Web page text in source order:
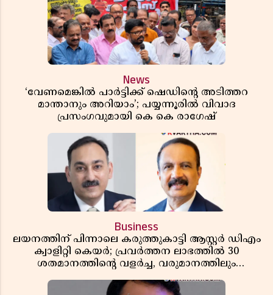
News
‘വേണമെങ്കിൽ പാർട്ടിക്ക് ഷെഡിൻ്റെ അടിത്തറ
മാന്താനും അറിയാം’; പയ്യന്നൂരിൽ വിവാദ
പ്രസംഗവുമായി കെ കെ രാഗേഷ്
Business
ലയനത്തിന് പിന്നാലെ കരുത്തുകാട്ടി ആസ്റ്റർ ഡിഎം
ക്വാളിറ്റി കെയർ; പ്രവർത്തന ലാഭത്തിൽ 30
ശതമാനത്തിൻ്റെ വളർച്ച, വരുമാനത്തിലും
റിപ്പോർട്ട് പുറത്ത്